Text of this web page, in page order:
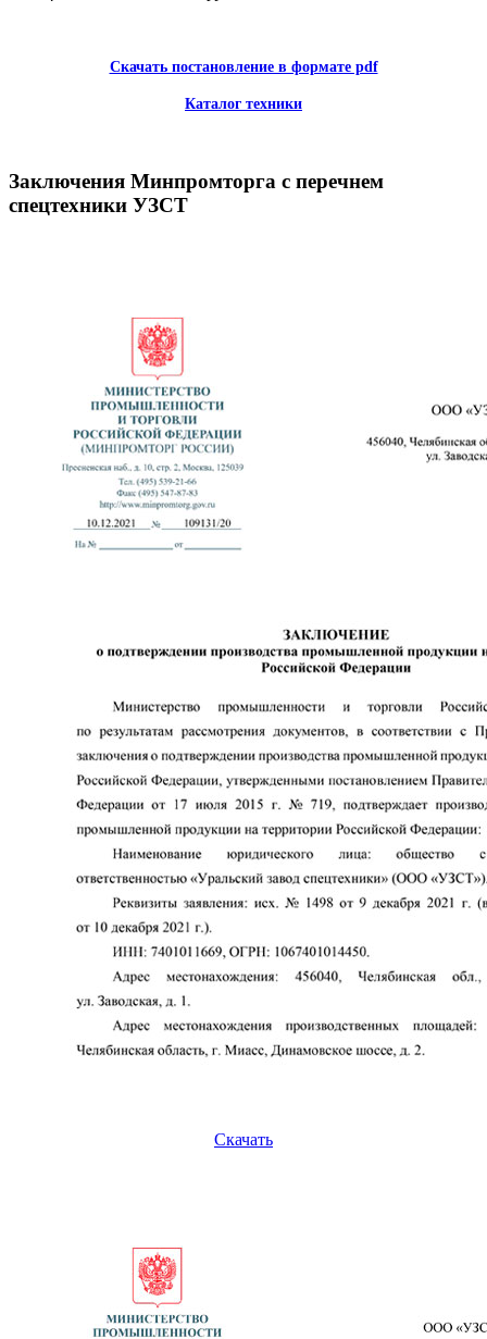
Скачать постановление в формате pdf
Каталог техники
Заключения Минпромторга с перечнем
спецтехники УЗСТ
Скачать